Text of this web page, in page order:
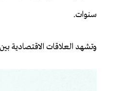
سنوات.
وتشهد العلاقات الاقتصادية